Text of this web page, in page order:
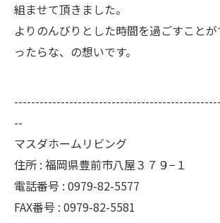
組ませて頂きました。
よりのんびりとした時間を過ごすこと
ったらな、の想いです。
--
マスダホームリビング
住所 : 福岡県豊前市八屋３７９−１
電話番号 : 0979-82-5577
FAX番号 : 0979-82-5581